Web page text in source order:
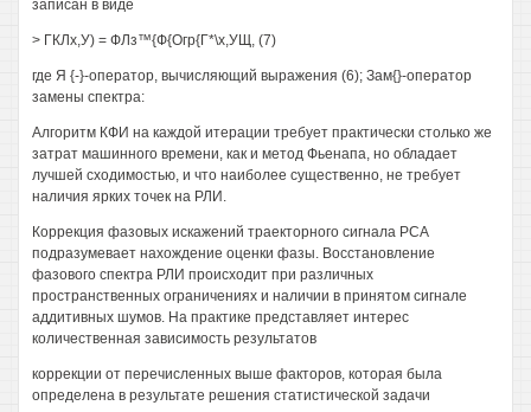
записан в виде
> ГКЛх,У) = ФЛз™{Ф{Огр{Г*\х,УЩ, (7)
где Я {-}-оператор, вычисляющий выражения (6); Зам{}-оператор
замены спектра:
Алгоритм КФИ на каждой итерации требует практически столько же
затрат машинного времени, как и метод Фьенапа, но обладает
лучшей сходимостью, и что наиболее существенно, не требует
наличия ярких точек на РЛИ.
Коррекция фазовых искажений траекторного сигнала РСА
подразумевает нахождение оценки фазы. Восстановление
фазового спектра РЛИ происходит при различных
пространственных ограничениях и наличии в принятом сигнале
аддитивных шумов. На практике представляет интерес
количественная зависимость результатов
коррекции от перечисленных выше факторов, которая была
определена в результате решения статистической задачи